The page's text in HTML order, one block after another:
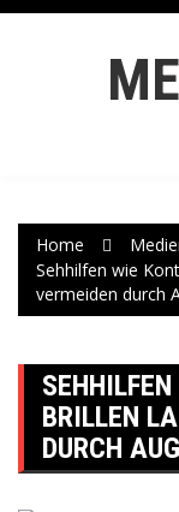
Skip
Home
Sehhilfen wie
vermeiden durch
BRILLEN
DURCH